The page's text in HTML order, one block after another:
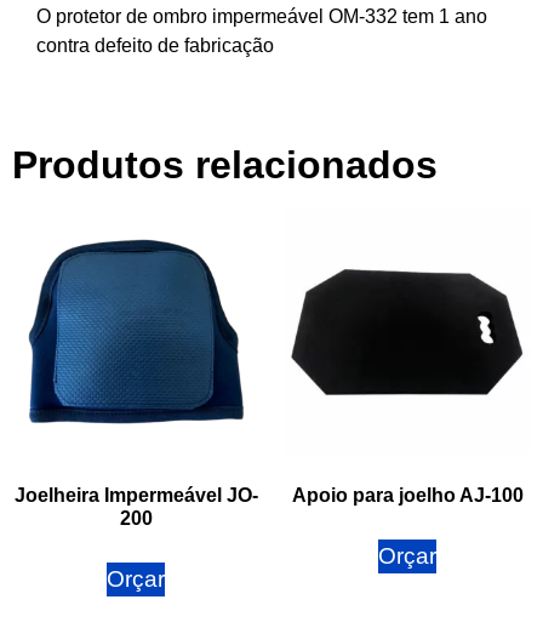
O protetor de ombro impermeável OM-332 tem 1 ano
contra defeito de fabricação
Produtos relacionados
Joelheira Impermeável JO-
200
Orçar
Apoio para joelho AJ-100
Orçar